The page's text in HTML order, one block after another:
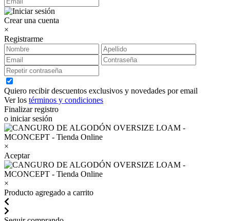
Crear una cuenta
×
Registrarme
Quiero recibir descuentos exclusivos y novedades por email
Ver los términos y condiciones
Finalizar registro
o iniciar sesión
×
Aceptar
×
Producto agregado a carrito